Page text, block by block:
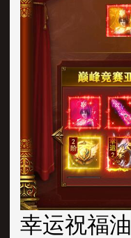
幸运祝福